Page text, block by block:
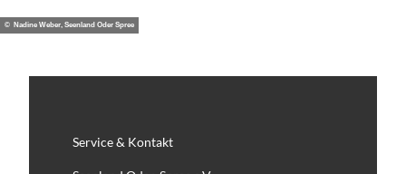
© Nadine Weber, Seenland Oder Spree
Service & Kontakt